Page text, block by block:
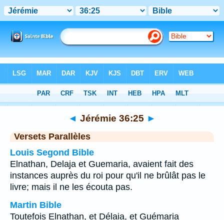
Chapitre 36 > Verset 25
◄ Jérémie 36:25 ►
Versets Parallèles
Louis Segond Bible
Elnathan, Delaja et Guemaria, avaient fait des
instances auprès du roi pour qu'il ne brûlât pas le
livre; mais il ne les écouta pas.
Martin Bible
Toutefois Elnathan, et Délaia, et Guémaria